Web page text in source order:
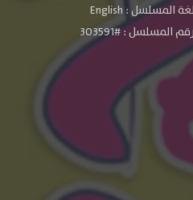
لغة المسلسل : English
رقم المسلسل : #303591